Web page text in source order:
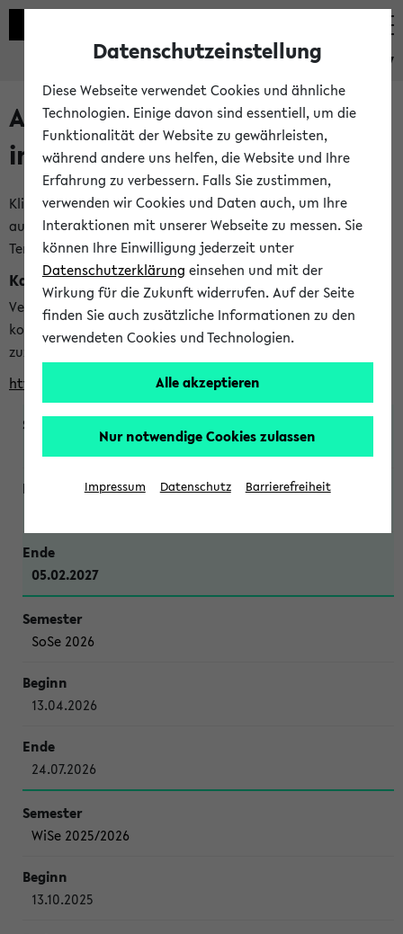
eKVV
Alle veröffentlichten Semester
im eKVV
Klicken Sie auf das Semester, welches Sie für Ihre Sitzung
auswählen möchten. Bitte beachten Sie auch die weiteren
Termine imKalender der Lehrplanung
Kalenderintegration
Verwenden Sie die folgende Adresse, um mit einer
kompatiblen Kalenderanwendung auf die Vorlesungszeiten
zuzugreifen (nähere Informationen
finden Sie hier
https://ekvv.uni-bielefeld.de/ws/calendar?vz
WiSe 2026/2027
05.02.2027
SoSe 2026
13.04.2026
24.07.2026
WiSe 2025/2026
13.10.2025
Datenschutzeinstellung
Diese Webseite verwendet Cookies und ähnliche
Technologien. Einige davon sind essentiell, um die
Funktionalität der Website zu gewährleisten,
während andere uns helfen, die Website und Ihre
Erfahrung zu verbessern. Falls Sie zustimmen,
verwenden wir Cookies und Daten auch, um Ihre
Interaktionen mit unserer Webseite zu messen. Sie
können Ihre Einwilligung jederzeit unter
Datenschutzerklärung einsehen und mit der
Wirkung für die Zukunft widerrufen. Auf der Seite
finden Sie auch zusätzliche Informationen zu den
verwendeten Cookies und Technologien.
Alle akzeptieren
Nur notwendige Cookies zulassen
Impressum Datenschutz Barrierefreiheit